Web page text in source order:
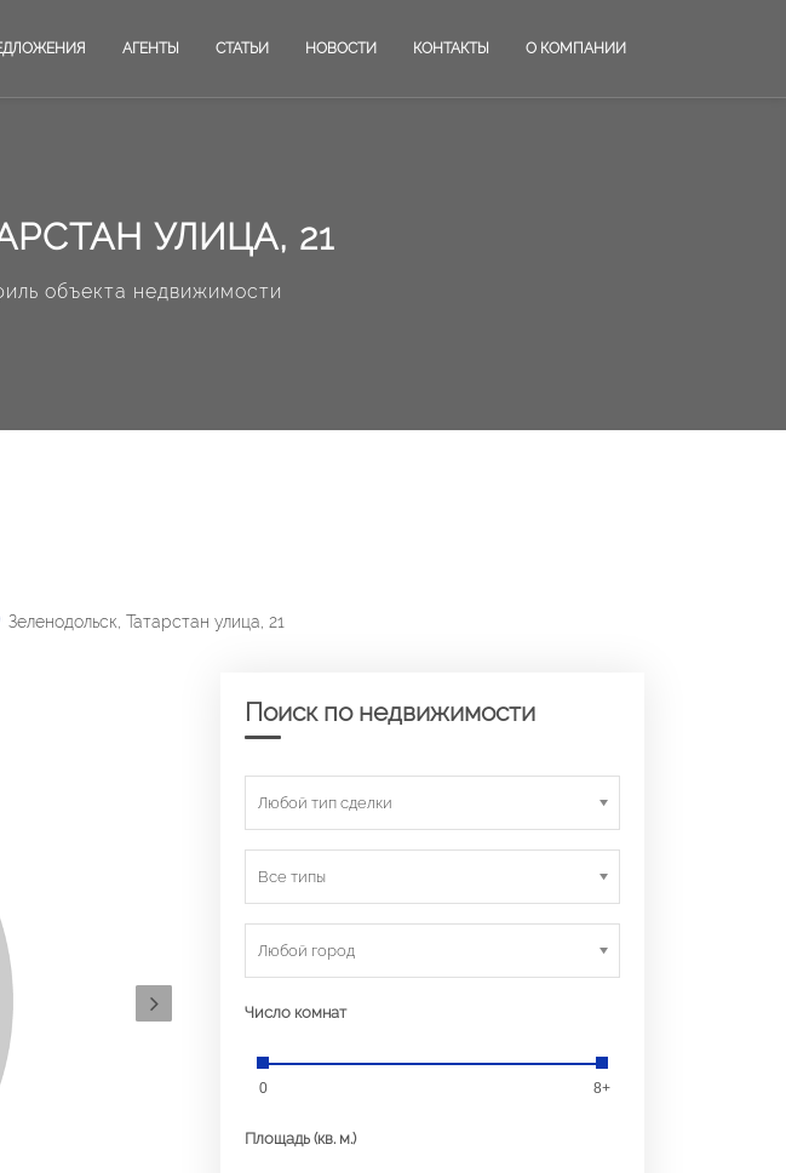
АГЕНТЫ СТАТЬИ НОВОСТИ КОНТАКТЫ О КОМПАНИИ
УЛИЦА, 21
объекта недвижимости
Зеленодольск, Татарстан улица, 21
Поиск по недвижимости
Любой тип сделки
Все типы
Любой город
Число комнат
0 8+
Площадь (кв. м.)